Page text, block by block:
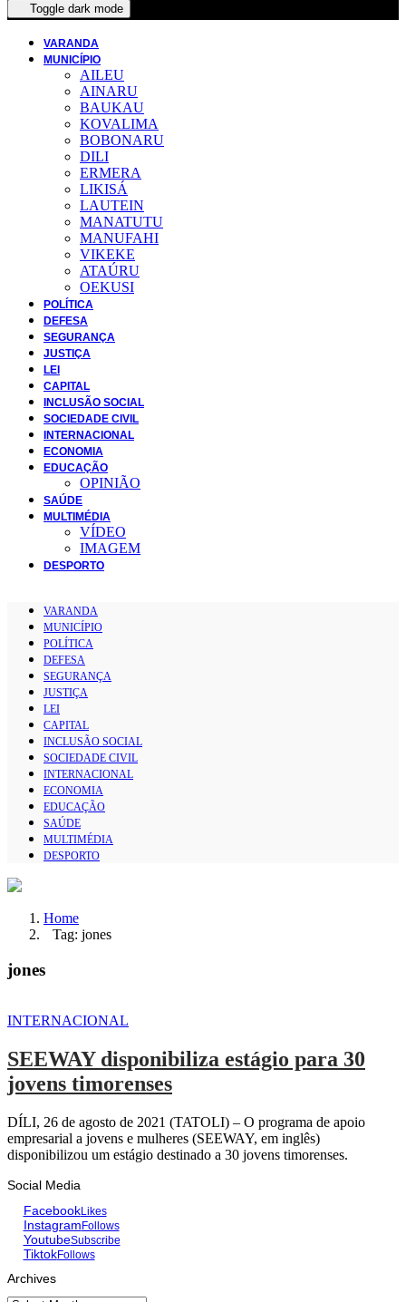
Toggle dark mode
VARANDA
MUNICÍPIO
AILEU
AINARU
BAUKAU
KOVALIMA
BOBONARU
DILI
ERMERA
LIKISÁ
LAUTEIN
MANATUTU
MANUFAHI
VIKEKE
ATAÚRU
OEKUSI
POLÍTICA
DEFESA
SEGURANÇA
JUSTIÇA
LEI
CAPITAL
INCLUSÃO SOCIAL
SOCIEDADE CIVIL
INTERNACIONAL
ECONOMIA
EDUCAÇÃO
OPINIÃO
SAÚDE
MULTIMÉDIA
VÍDEO
IMAGEM
DESPORTO
VARANDA
MUNICÍPIO
POLÍTICA
DEFESA
SEGURANÇA
JUSTIÇA
LEI
CAPITAL
INCLUSÃO SOCIAL
SOCIEDADE CIVIL
INTERNACIONAL
ECONOMIA
EDUCAÇÃO
SAÚDE
MULTIMÉDIA
DESPORTO
Home
Tag: jones
jones
INTERNACIONAL
SEEWAY disponibiliza estágio para 30
jovens timorenses
DÍLI, 26 de agosto de 2021 (TATOLI) – O programa de apoio
empresarial a jovens e mulheres (SEEWAY, em inglês)
disponibilizou um estágio destinado a 30 jovens timorenses.
Social Media
FacebookLikes
InstagramFollows
YoutubeSubscribe
TiktokFollows
Archives